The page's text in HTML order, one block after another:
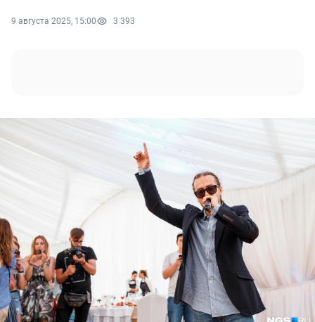
9 августа 2025, 15:00 3 393